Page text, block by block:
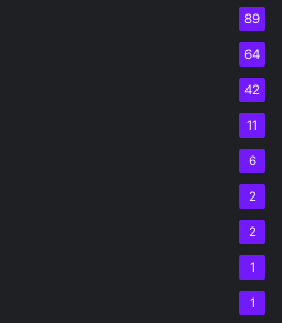
89
64
42
11
6
2
2
1
1